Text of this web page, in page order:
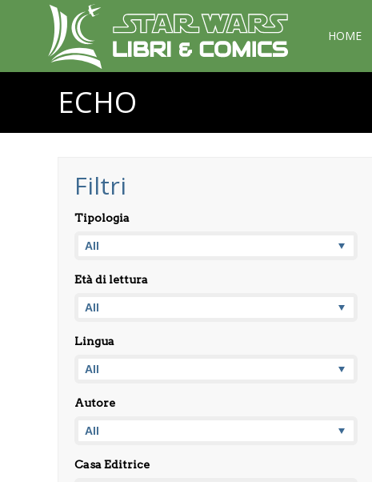
HOME
ECHO
Filtri
Tipologia
Età di lettura
Lingua
Autore
Casa Editrice